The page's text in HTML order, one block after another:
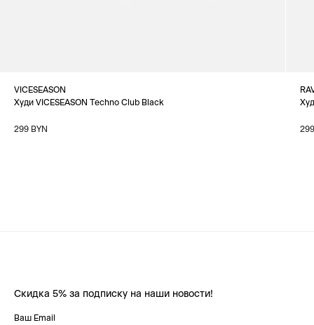
VICESEASON
Худи VICESEASON Techno Club Black
299 BYN
Скидка 5% за подписку на наши новости!